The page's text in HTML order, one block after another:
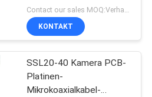
Stecker
Contact our sales MOQ:Verhandelbar
KONTAKT
SSL20-40 Kamera PCB-
Platinen-
Mikrokoaxialkabel-